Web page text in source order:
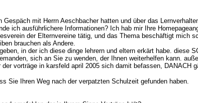
mit Herrn Aeschbacher hatten und über das
ich ausführlichere Informationen? Ich hab mir Ihre
der Elternvereine tätig, und das Thema beschäftigt mich
brauchen als Andere.
in der ich diese dinge lehrern und eltern erkärt habe. diese
sich an Sie zu wenden, der Ihnen weiterhelfen kann.
vorträge in karsfeld april 2005 sich damit befassen, DANACH
Sie Ihren Weg nach der verpatzten Schulzeit gefunden haben.